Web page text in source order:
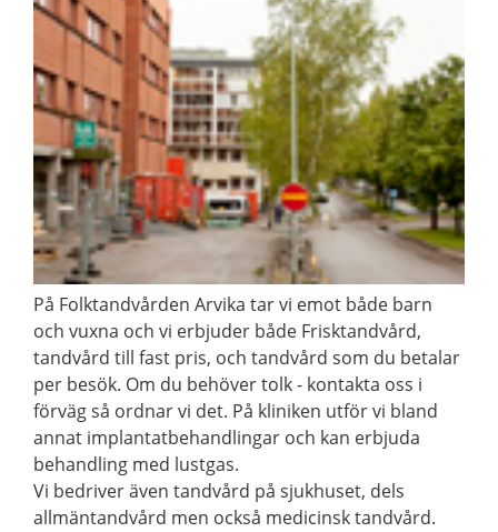
På Folktandvården Arvika tar vi emot både barn
och vuxna och vi erbjuder både Frisktandvård,
tandvård till fast pris, och tandvård som du betalar
per besök. Om du behöver tolk - kontakta oss i
förväg så ordnar vi det. På kliniken utför vi bland
annat implantatbehandlingar och kan erbjuda
behandling med lustgas.
Vi bedriver även tandvård på sjukhuset, dels
allmäntandvård men också medicinsk tandvård.